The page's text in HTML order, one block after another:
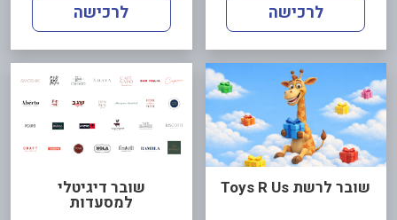
לרכישה לרכישה
שובר לרשת Toys R Us שובר דיגיטלי
למסעדות